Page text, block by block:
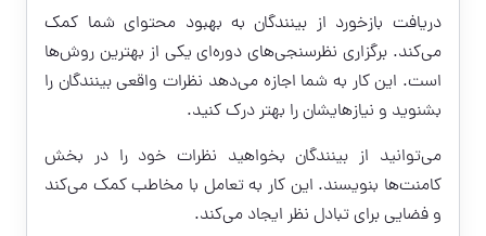
دریافت بازخورد از بینندگان به بهبود محتوای شما کمک
می‌کند. برگزاری نظرسنجی‌های دوره‌ای یکی از بهترین روش‌ها
است. این کار به شما اجازه می‌دهد نظرات واقعی بینندگان را
بشنوید و نیازهایشان را بهتر درک کنید.
می‌توانید از بینندگان بخواهید نظرات خود را در بخش
کامنت‌ها بنویسند. این کار به تعامل با مخاطب کمک می‌کند
و فضایی برای تبادل نظر ایجاد می‌کند.